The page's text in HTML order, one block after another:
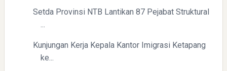
Setda Provinsi NTB Lantikan 87 Pejabat Struktural
Kunjungan Kerja Kepala Kantor Imigrasi Ketapang
ke...